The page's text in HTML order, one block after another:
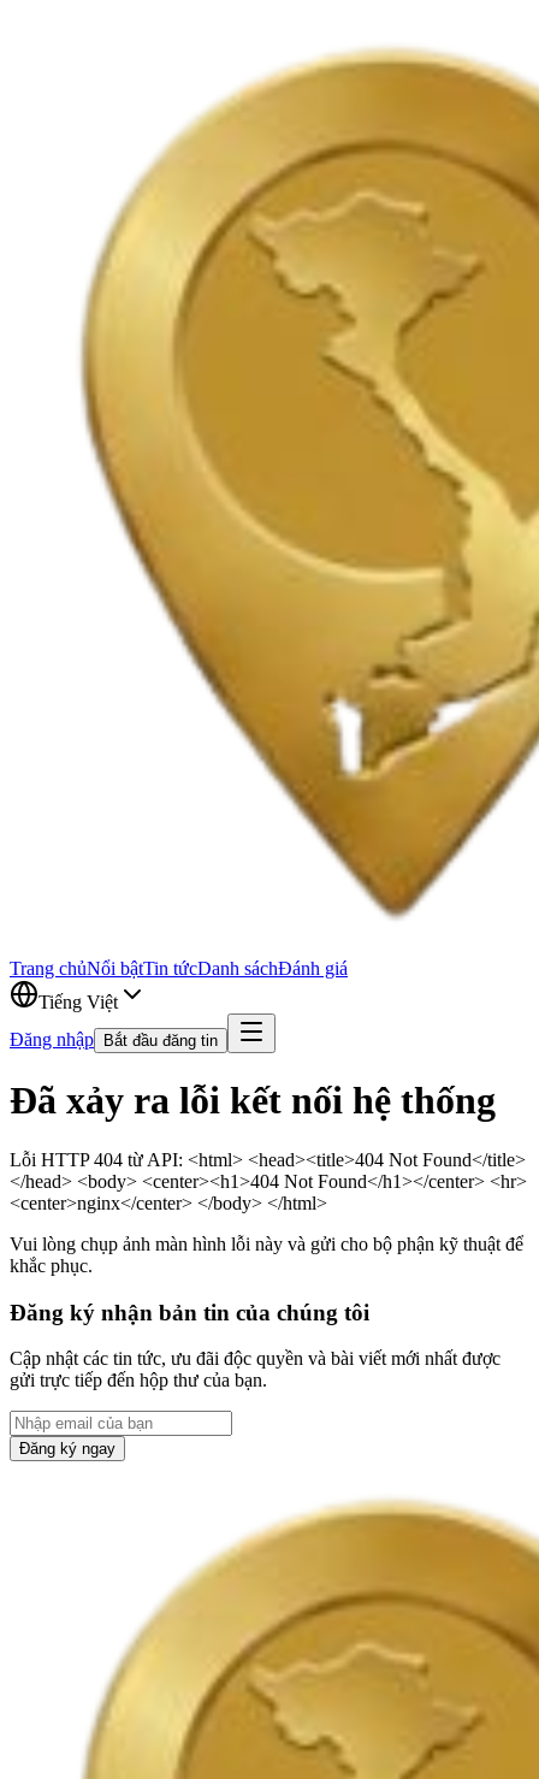
Trang chủNổi bậtTin tứcDanh sáchĐánh giá
Tiếng Việt
Đăng nhập
Bắt đầu đăng tin
Đã xảy ra lỗi kết nối hệ thống
Lỗi HTTP 404 từ API: <html> <head><title>404 Not Found</title>
</head> <body> <center><h1>404 Not Found</h1></center> <hr>
<center>nginx</center> </body> </html>
Vui lòng chụp ảnh màn hình lỗi này và gửi cho bộ phận kỹ thuật để
khắc phục.
Đăng ký nhận bản tin của chúng tôi
Cập nhật các tin tức, ưu đãi độc quyền và bài viết mới nhất được
gửi trực tiếp đến hộp thư của bạn.
Đăng ký ngay